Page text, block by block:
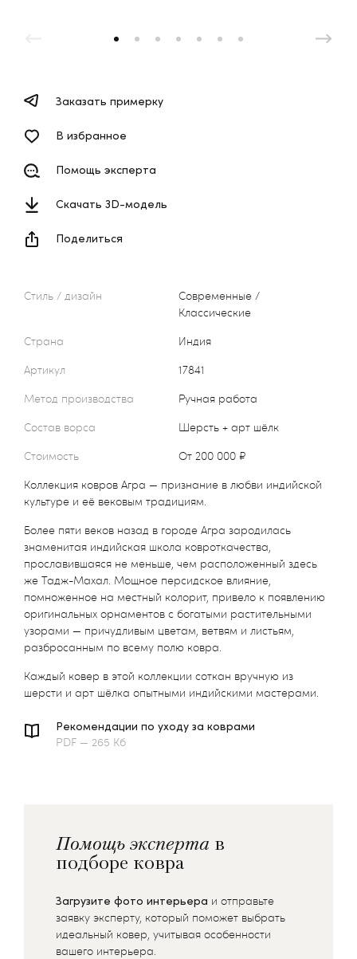
Стиль / дизайн
Современные /
Классические
Страна
Индия
Артикул
17841
Метод производства
Ручная работа
Состав ворса
Шерсть + арт шёлк
Стоимость
от 200 000 ₽
Коллекция ковров Агра — признание в любви индийской
культуре и её вековым традициям.
Более пяти веков назад в городе Агра зародилась
знаменитая индийская школа ковроткачества,
прославившаяся не меньше, чем расположенный здесь
же Тадж-Махал. Мощное персидское влияние,
помноженное на местный колорит, привело к появлению
оригинальных орнаментов с богатыми растительными
узорами — причудливым цветам, ветвям и листьям,
разбросанным по всему полю ковра.
Каждый ковер в этой коллекции соткан вручную из
шерсти и арт шёлка опытными индийскими мастерами.
Рекомендации по уходу за коврами
PDF — 265 Кб
Заказать примерку
В избранное
Помощь эксперта
Скачать 3D-модель
Поделиться
Помощь эксперта в
подборе ковра
Загрузите фото интерьера и отправьте
заявку эксперту, который поможет выбрать
идеальный ковер, учитывая особенности
вашего интерьера.